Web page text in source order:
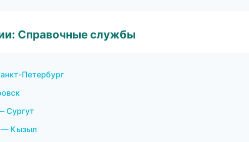
Справочные службы
Петербург
Сургут
— Кызыл